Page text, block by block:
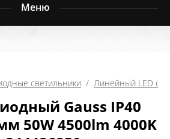
Меню
светильники
  /
Линейный LED
Gauss IP40
50W 4500lm 4000K